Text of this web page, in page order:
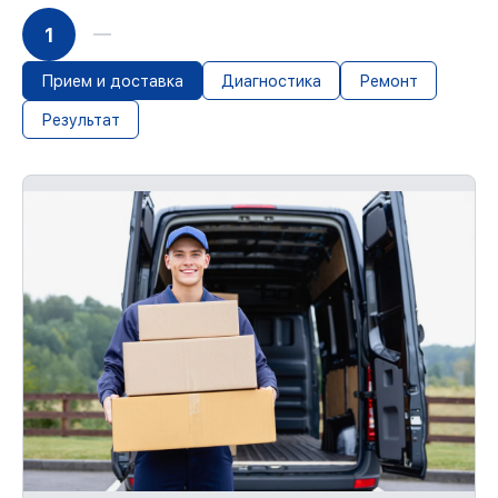
1
Прием и доставка Диагностика Ремонт
Результат